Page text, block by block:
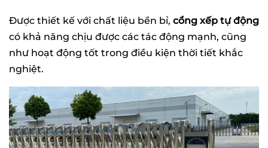
Được thiết kế với chất liệu bền bỉ, cổng xếp tự động
có khả năng chịu được các tác động mạnh, cũng
như hoạt động tốt trong điều kiện thời tiết khắc
nghiệt.